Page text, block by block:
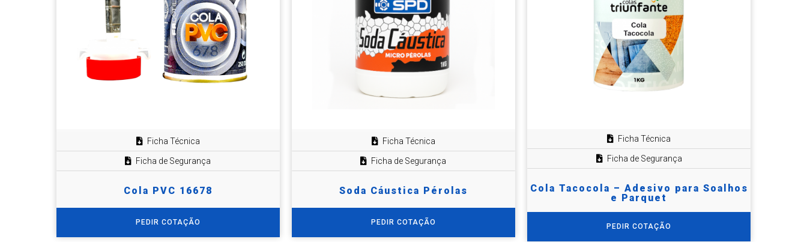
Ficha Técnica
Ficha de Segurança
Cola PVC 16678
PEDIR COTAÇÃO
Ficha Técnica
Ficha de Segurança
Soda Cáustica Pérolas
PEDIR COTAÇÃO
Ficha Técnica
Ficha de Segurança
Cola Tacocola – Adesivo para Soalhos
e Parquet
PEDIR COTAÇÃO